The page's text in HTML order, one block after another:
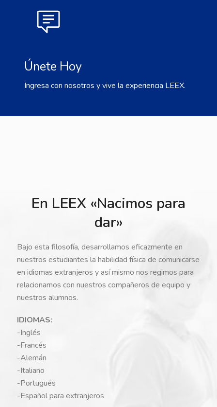
Únete Hoy
Ingresa con nosotros y vive la experiencia LEEX.
En LEEX «Nacimos para
dar»
Bajo esta filosofía, desarrollamos eficazmente en
nuestros estudiantes la habilidad física de comunicarse
en idiomas extranjeros y así mismo nos regimos para
relacionarnos con nuestros compañeros de equipo y
nuestros alumnos.
IDIOMAS:
-Inglés
-Francés
-Alemán
-Italiano
-Portugués
-Español para extranjeros